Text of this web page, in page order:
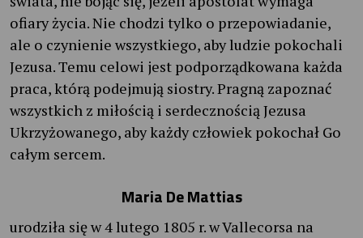
ofiary życia. Nie chodzi tylko o przepowiadanie,
ale o czynienie wszystkiego, aby ludzie pokochali
Jezusa. Temu celowi jest podporządkowana każda
praca, którą podejmują siostry. Pragną zapoznać
wszystkich z miłością i serdecznością Jezusa
Ukrzyżowanego, aby każdy człowiek pokochał Go
całym sercem.
Maria De Mattias
urodziła się w 4 lutego 1805 r. w Vallecorsa na